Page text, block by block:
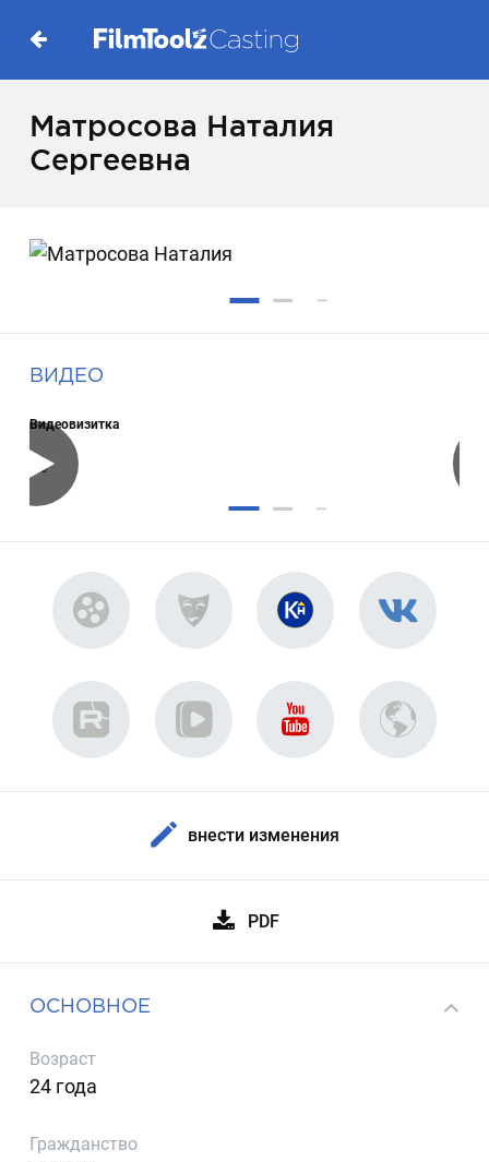
Матросова Наталия
Сергеевна
ВИДЕО
Видеовизитка
внести изменения
PDF
ОСНОВНОЕ
Возраст
24 года
Гражданство